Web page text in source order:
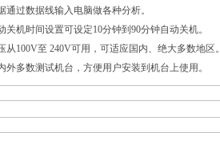
过数据线输入电脑做各种分析。
机时间设置可设定10分钟到90分钟自动关机。
100V至 240V可用，可适应国内、绝大多数地区。
外多数测试机台，方便用户安装到机台上使用。